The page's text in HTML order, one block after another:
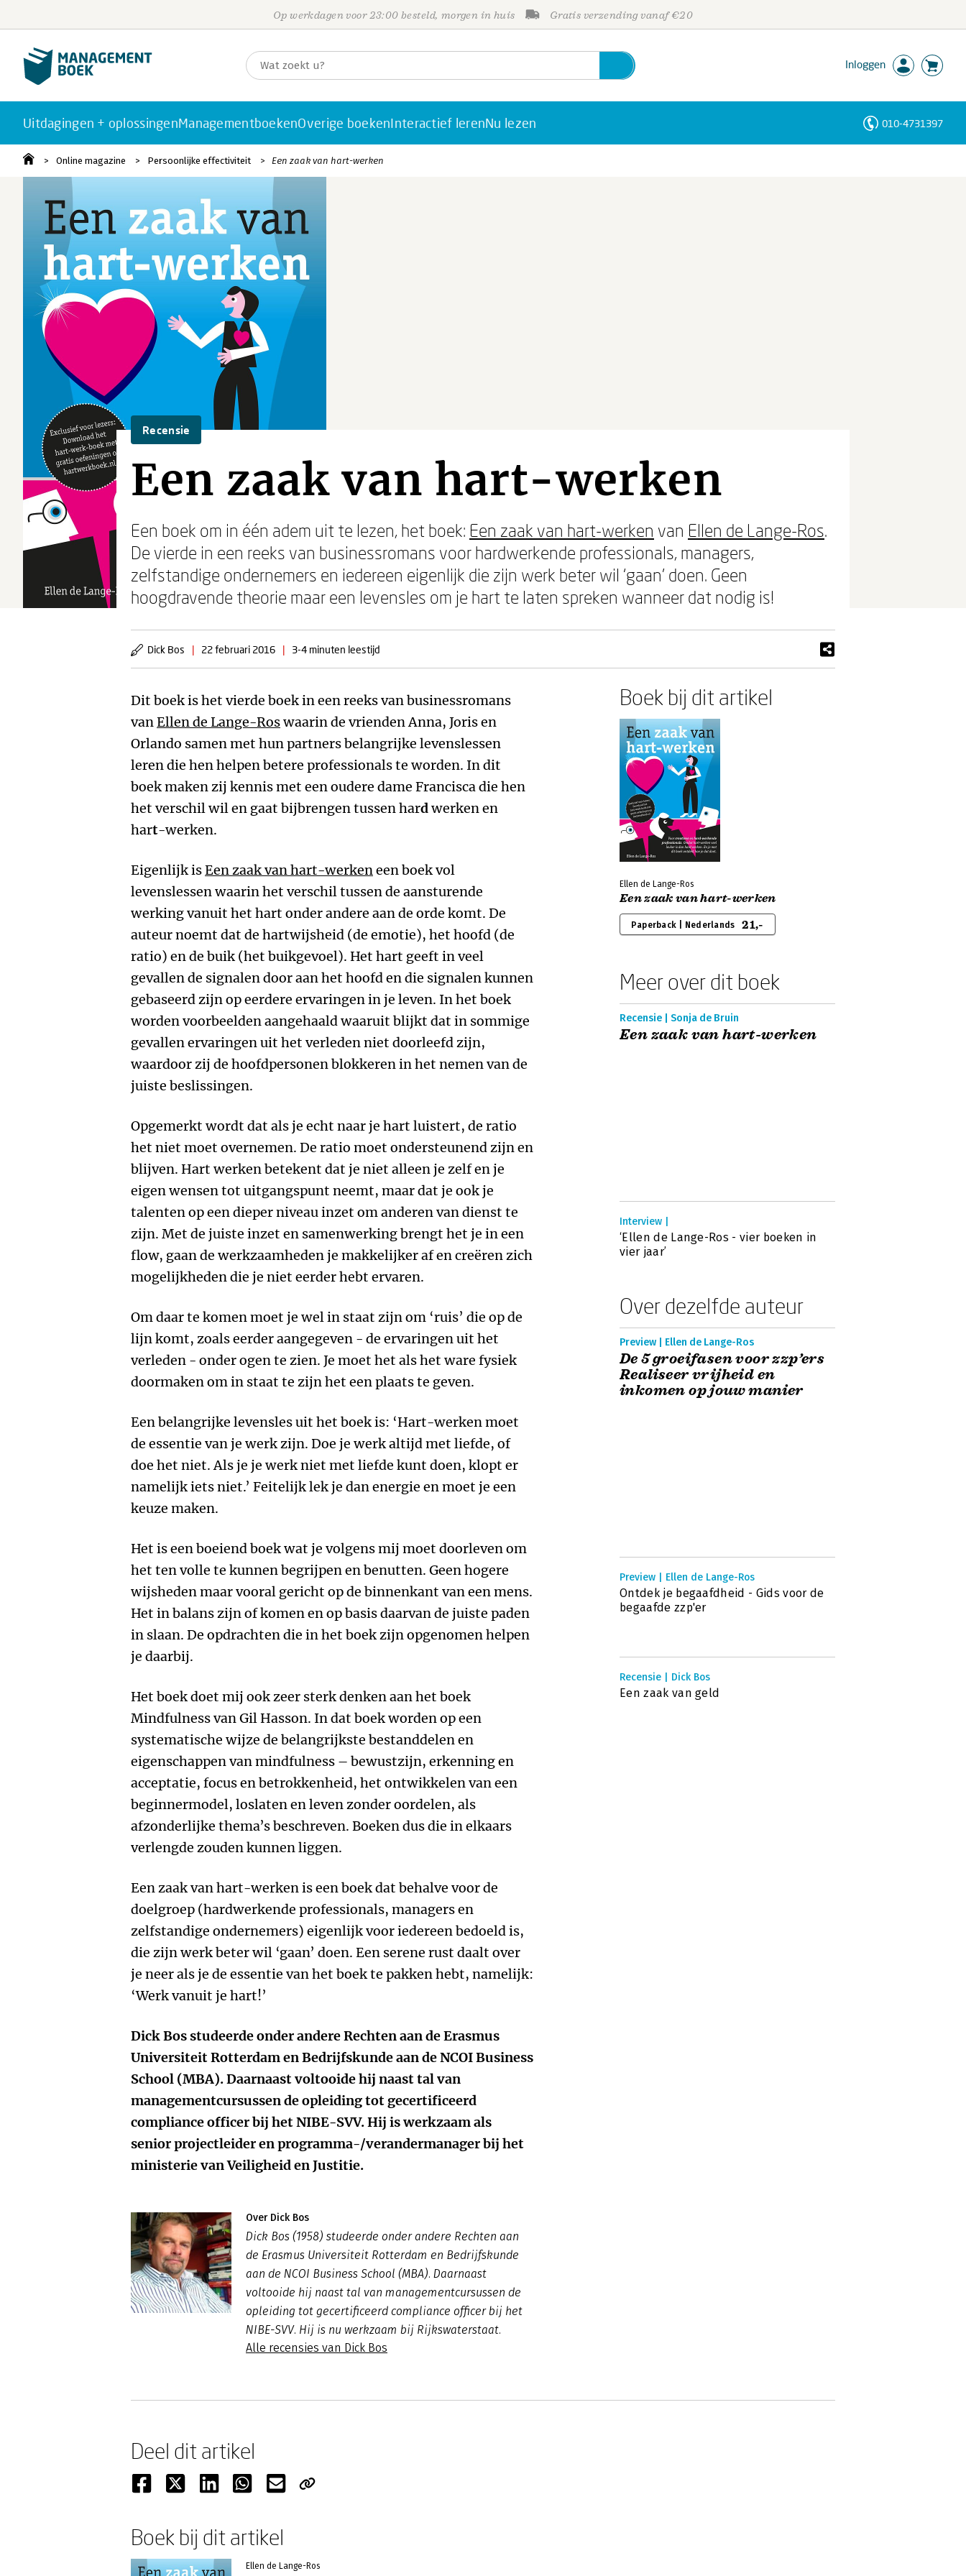
Op werkdagen voor 23:00 besteld, morgen in huis Gratis verzending vanaf €20
Inloggen
Uitdagingen + oplossingenManagementboekenOverige boekenInteractief lerenNu lezen 010-4731397
Online magazine Persoonlijke effectiviteit Een zaak van hart-werken
Recensie
Een zaak van hart-werken
Een boek om in één adem uit te lezen, het boek: Een zaak van hart-werken van Ellen de Lange-Ros.
De vierde in een reeks van businessromans voor hardwerkende professionals, managers,
zelfstandige ondernemers en iedereen eigenlijk die zijn werk beter wil ‘gaan’ doen. Geen
hoogdravende theorie maar een levensles om je hart te laten spreken wanneer dat nodig is!
Dick Bos | 22 februari 2016 | 3-4 minuten leestijd
Dit boek is het vierde boek in een reeks van businessromans
vanEllen de Lange-Roswaarin de vrienden Anna, Joris en
Orlando samen met hun partners belangrijke levenslessen
leren die hen helpen betere professionals te worden. In dit
boek maken zij kennis met een oudere dame Francisca die hen
het verschil wil en gaat bijbrengen tussen hardwerken en
hart-werken.
Eigenlijk isEen zaak van hart-werkeneen boek vol
levenslessen waarin het verschil tussen de aansturende
werking vanuit het hart onder andere aan de orde komt. De
auteur noemt dat de hartwijsheid (de emotie), het hoofd (de
ratio) en de buik (het buikgevoel). Het hart geeft in veel
gevallen de signalen door aan het hoofd en die signalen kunnen
gebaseerd zijn op eerdere ervaringen in je leven. In het boek
worden voorbeelden aangehaald waaruit blijkt dat in sommige
gevallen ervaringen uit het verleden niet doorleefd zijn,
waardoor zij de hoofdpersonen blokkeren in het nemen van de
juiste beslissingen.
Opgemerkt wordt dat als je echt naar je hart luistert, de ratio
het niet moet overnemen. De ratio moet ondersteunend zijn en
blijven. Hart werken betekent dat je niet alleen je zelf en je
eigen wensen tot uitgangspunt neemt, maar dat je ook je
talenten op een dieper niveau inzet om anderen van dienst te
zijn. Met de juiste inzet en samenwerking brengt het je in een
flow, gaan de werkzaamheden je makkelijker af en creëren zich
mogelijkheden die je niet eerder hebt ervaren.
Om daar te komen moet je wel in staat zijn om ‘ruis’ die op de
lijn komt, zoals eerder aangegeven - de ervaringen uit het
verleden - onder ogen te zien. Je moet het als het ware fysiek
doormaken om in staat te zijn het een plaats te geven.
Een belangrijke levensles uit het boek is: ‘Hart-werken moet
de essentie van je werk zijn. Doe je werk altijd met liefde, of
doe het niet. Als je je werk niet met liefde kunt doen, klopt er
namelijk iets niet.’ Feitelijk lek je dan energie en moet je een
keuze maken.
Het is een boeiend boek wat je volgens mij moet doorleven om
het ten volle te kunnen begrijpen en benutten. Geen hogere
wijsheden maar vooral gericht op de binnenkant van een mens.
Het in balans zijn of komen en op basis daarvan de juiste paden
in slaan. De opdrachten die in het boek zijn opgenomen helpen
je daarbij.
Het boek doet mij ook zeer sterk denken aan het boek
Mindfulness van Gil Hasson. In dat boek worden op een
systematische wijze de belangrijkste bestanddelen en
eigenschappen van mindfulness – bewustzijn, erkenning en
acceptatie, focus en betrokkenheid, het ontwikkelen van een
beginnermodel, loslaten en leven zonder oordelen, als
afzonderlijke thema’s beschreven. Boeken dus die in elkaars
verlengde zouden kunnen liggen.
Een zaak van hart-werken is een boek dat behalve voor de
doelgroep (hardwerkende professionals, managers en
zelfstandige ondernemers) eigenlijk voor iedereen bedoeld is,
die zijn werk beter wil ‘gaan’ doen. Een serene rust daalt over
je neer als je de essentie van het boek te pakken hebt, namelijk:
‘Werk vanuit je hart!’
Dick Bos studeerde onder andere Rechten aan de Erasmus
Universiteit Rotterdam en Bedrijfskunde aan de NCOI Business
School (MBA). Daarnaast voltooide hij naast tal van
managementcursussen de opleiding tot gecertificeerd
compliance officer bij het NIBE-SVV. Hij is werkzaam als
senior projectleider en programma-/verandermanager bij het
ministerie van Veiligheid en Justitie.
Over Dick Bos
Dick Bos (1958) studeerde onder andere Rechten aan
de Erasmus Universiteit Rotterdam en Bedrijfskunde
aan de NCOI Business School (MBA). Daarnaast
voltooide hij naast tal van managementcursussen de
opleiding tot gecertificeerd compliance officer bij het
NIBE-SVV. Hij is nu werkzaam bij Rijkswaterstaat.
Alle recensies van Dick Bos
Boek bij dit artikel
Ellen de Lange-Ros
Een zaak van hart-werken
Paperback | Nederlands 21,-
Meer over dit boek
Recensie | Sonja de Bruin
Een zaak van hart-werken
Interview |
‘Ellen de Lange-Ros - vier boeken in
vier jaar’
Over dezelfde auteur
Preview | Ellen de Lange-Ros
De 5 groeifasen voor zzp’ers
Realiseer vrijheid en
inkomen op jouw manier
Preview | Ellen de Lange-Ros
Ontdek je begaafdheid - Gids voor de
begaafde zzp'er
Recensie | Dick Bos
Een zaak van geld
Deel dit artikel
Boek bij dit artikel
Ellen de Lange-Ros
Personen